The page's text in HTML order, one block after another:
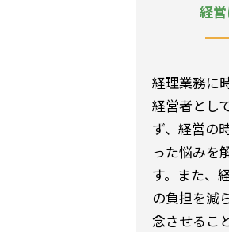
経
経理業務に
経営者とし
ず、経営の
った悩みを
す。また、
の負担を減
念させるこ